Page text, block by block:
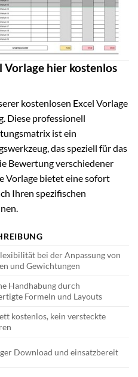
hier kostenlos
kostenlosen Excel Vorlage
Diese professionell
ist ein
das speziell für das
Bewertung verschiedener
Vorlage bietet eine sofort
Ihren spezifischen
bei der Anpassung von
und Gewichtungen
Handhabung durch
Formeln und Layouts
kostenlos, kein versteckte
Download und einsatzbereit